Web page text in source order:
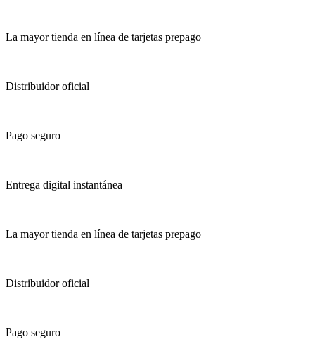
La mayor tienda en línea de tarjetas prepago
Distribuidor oficial
Pago seguro
Entrega digital instantánea
La mayor tienda en línea de tarjetas prepago
Distribuidor oficial
Pago seguro